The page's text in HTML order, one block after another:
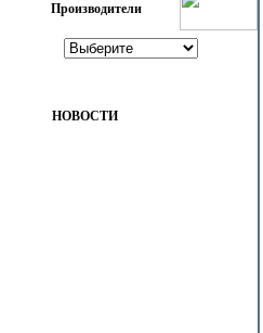
Производители
НОВОСТИ